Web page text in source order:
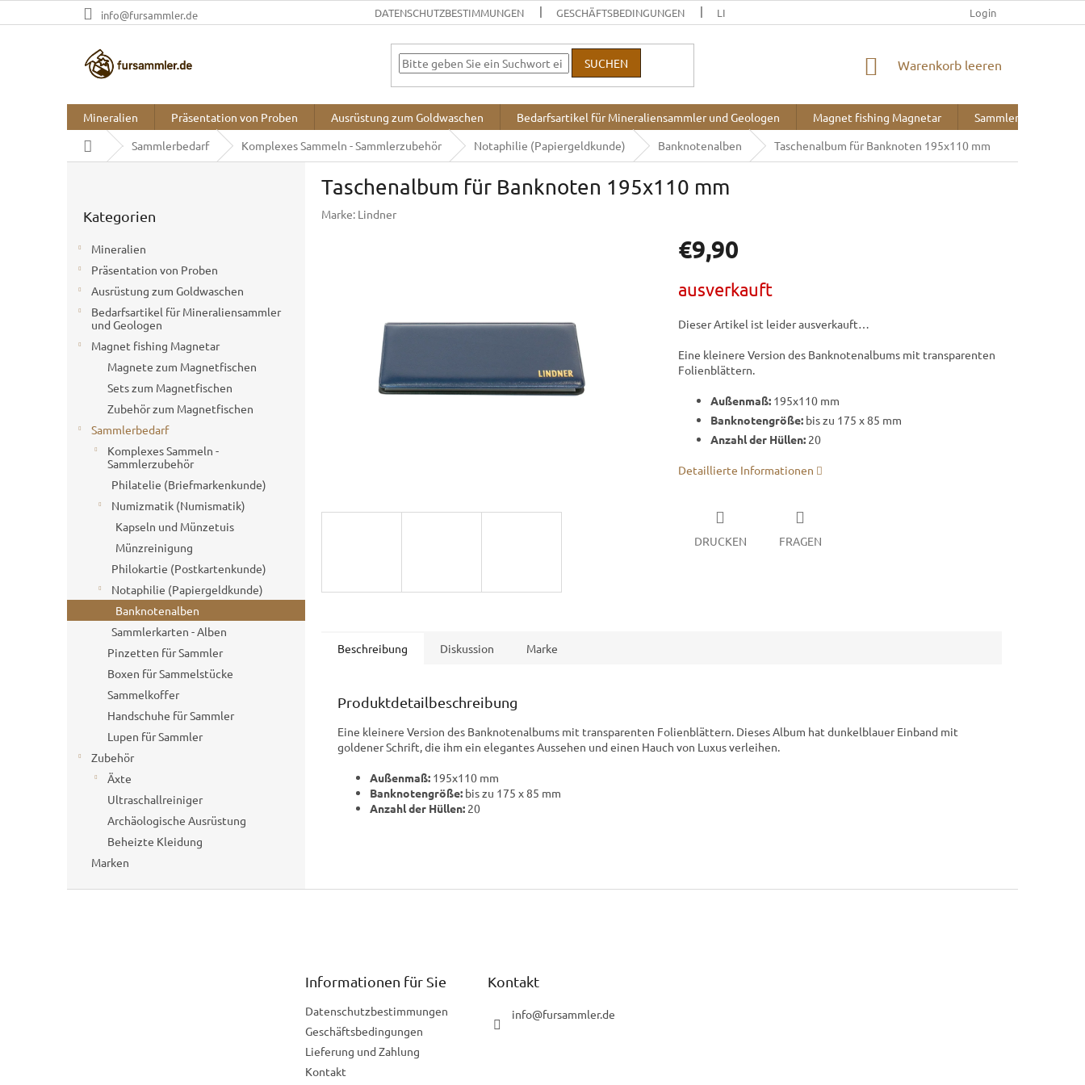
Inhalt
info@fursammler.de DATENSCHUTZBESTIMMUNGEN GESCHÄFTSBEDINGUNGEN LIEFERUNG UND ZAHLUNG ÜBER UNS
Login
SUCHEN WARENKORB
Warenkorb leeren
Mineralien Präsentation von Proben Ausrüstung zum Goldwaschen Bedarfsartikel für Mineraliensammler und Geologen Magnet fishing Magnetar
Sammlerbedarf
StartseiteSammlerbedarf Komplexes Sammeln - Sammlerzubehör Notaphilie (Papiergeldkunde) Banknotenalben Taschenalbum für Banknoten 195x110 mm
überspringen
Kategorien
Mineralien
Präsentation von Proben
Ausrüstung zum Goldwaschen
Bedarfsartikel für Mineraliensammler
und Geologen
Magnet fishing Magnetar
Magnete zum Magnetfischen
Sets zum Magnetfischen
Zubehör zum Magnetfischen
Sammlerbedarf
Komplexes Sammeln -
Sammlerzubehör
Philatelie (Briefmarkenkunde)
Numizmatik (Numismatik)
Kapseln und Münzetuis
Münzreinigung
Philokartie (Postkartenkunde)
Notaphilie (Papiergeldkunde)
Banknotenalben
Sammlerkarten - Alben
Pinzetten für Sammler
Boxen für Sammelstücke
Sammelkoffer
Handschuhe für Sammler
Lupen für Sammler
Zubehör
Äxte
Ultraschallreiniger
Archäologische Ausrüstung
Beheizte Kleidung
Marken
Taschenalbum für Banknoten 195x110 mm
Marke: Lindner
€9,90
ausverkauft
Dieser Artikel ist leider ausverkauft…
Eine kleinere Version des Banknotenalbums mit transparenten
Folienblättern.
Außenmaß:195x110 mm
Banknotengröße:bis zu 175 x 85 mm
Anzahl der Hüllen:20
Detaillierte Informationen
DRUCKEN FRAGEN
Beschreibung Diskussion Marke
Produktdetailbeschreibung
Eine kleinere Version des Banknotenalbums mit transparenten Folienblättern. Dieses Album hat dunkelblauer Einband mit
goldener Schrift, die ihm ein elegantes Aussehen und einen Hauch von Luxus verleihen.
Außenmaß: 195x110 mm
Banknotengröße: bis zu 175 x 85 mm
Anzahl der Hüllen: 20
Informationen für Sie
Datenschutzbestimmungen
Geschäftsbedingungen
Lieferung und Zahlung
Kontakt
Kontakt
info@fursammler.de